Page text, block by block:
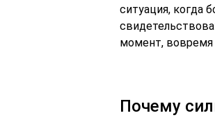
ситуация, когда
момент, вовремя
Почему